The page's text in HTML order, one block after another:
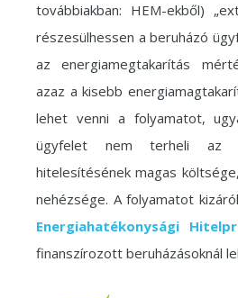
továbbiakban: HEM-ekből)
részesülhessen a beruházó
az energiamegtakarítás
azaz a kisebb
lehet venni a folyamatot,
ügyfelet nem terheli az
hitelesítésének magas
nehézsége. A folyamatot
Energiahatékonysági
finanszírozott beruházásoknál